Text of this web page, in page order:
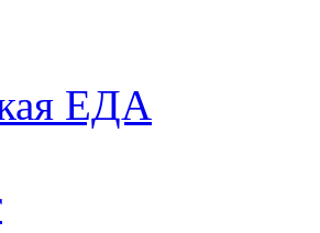
ЕДА